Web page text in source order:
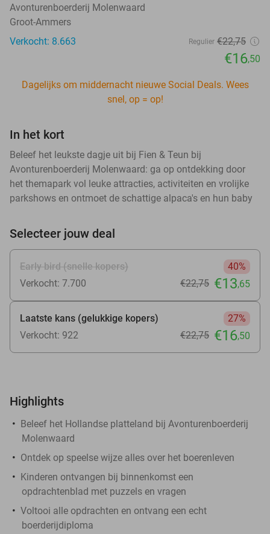
Avonturenboerderij Molenwaard
Groot-Ammers
Verkocht: 8.663
Regulier €22,75
€16,50
Dagelijks om middernacht nieuwe Social Deals. Wees
snel, op = op!
In het kort
Beleef het leukste dagje uit bij Fien & Teun bij
Avonturenboerderij Molenwaard: ga op ontdekking door
het themapark vol leuke attracties, activiteiten en vrolijke
parkshows en ontmoet de schattige alpaca's en hun baby
Selecteer jouw deal
Early bird (snelle kopers)
40%
Verkocht: 7.700
€22,75 €13,65
Laatste kans (gelukkige kopers)
27%
Verkocht: 922
€22,75 €16,50
Highlights
Beleef het Hollandse platteland bij Avonturenboerderij
Molenwaard
Ontdek op speelse wijze alles over het boerenleven
Kinderen ontvangen bij binnenkomst een
opdrachtenblad met puzzels en vragen
Voltooi alle opdrachten en ontvang een echt
boerderijdiploma